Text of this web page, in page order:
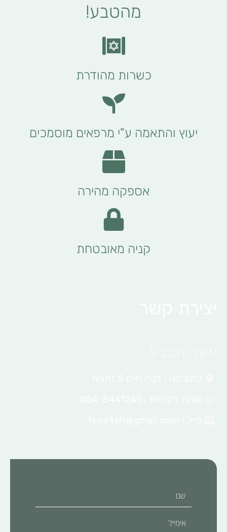
מהטבע!
כשרות מהודרת
יעוץ והתאמה ע"י מרפאים מוסמכים
אספקה מהירה
קניה מאובטחת